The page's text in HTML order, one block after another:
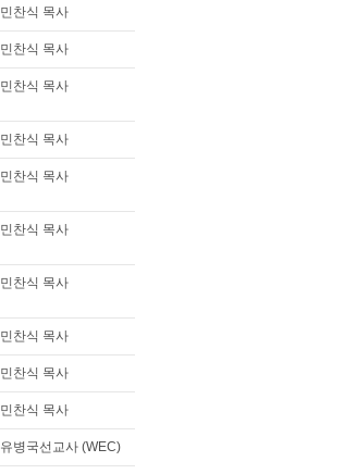
민찬식 목사
민찬식 목사
민찬식 목사
민찬식 목사
민찬식 목사
민찬식 목사
민찬식 목사
민찬식 목사
민찬식 목사
민찬식 목사
유병국선교사 (WEC)